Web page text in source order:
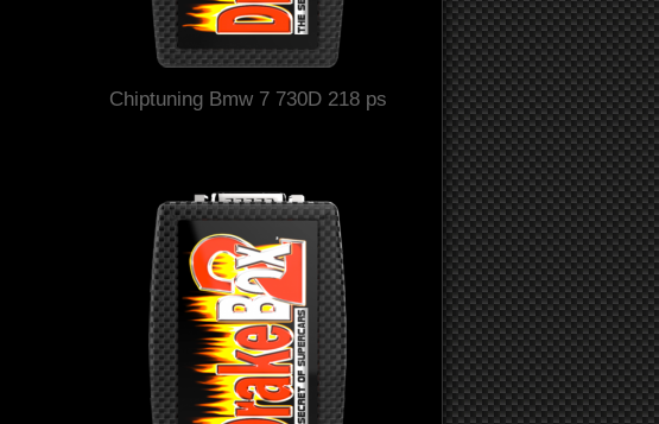
Chiptuning Bmw 7 730D 218 ps